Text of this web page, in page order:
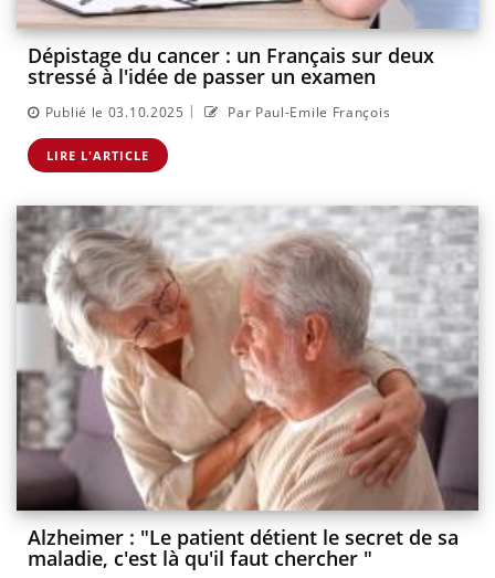
Dépistage du cancer : un Français sur deux
stressé à l'idée de passer un examen
Publié le 03.10.2025 | Par Paul-Emile François
LIRE L'ARTICLE
Alzheimer : "Le patient détient le secret de sa
maladie, c'est là qu'il faut chercher "